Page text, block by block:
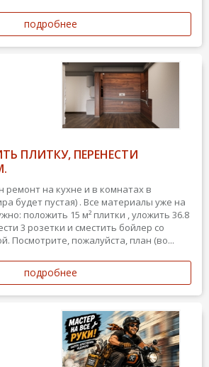
подробнее
ПЛИТКУ, ПЕРЕНЕСТИ
ремонт на кухне и в комнатах в
будет пустая) . Все материалы уже на
положить 15 м² плитки , уложить 36.8
3 розетки и сместить бойлер со
Посмотрите, пожалуйста, план (во...
подробнее